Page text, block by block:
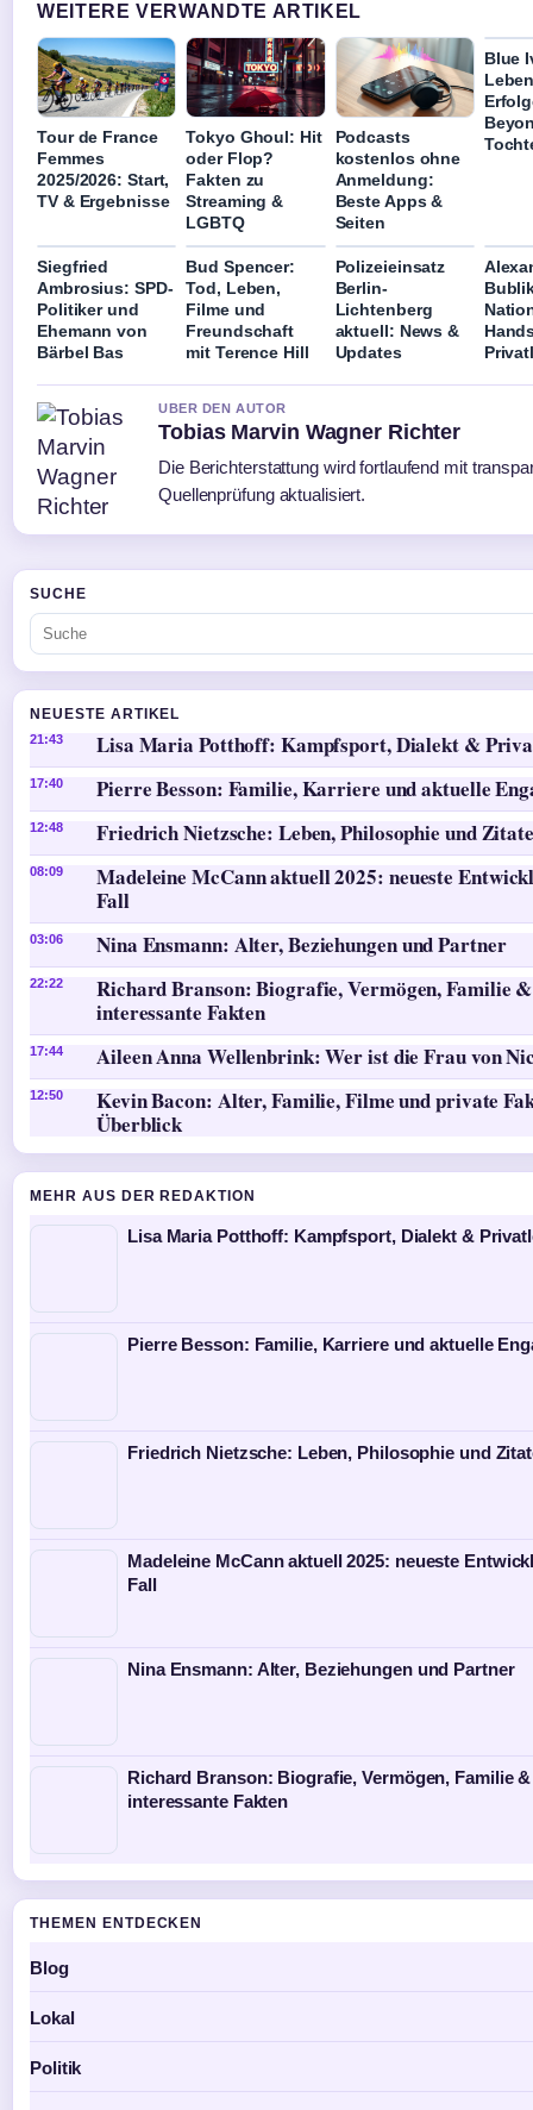
WEITERE VERWANDTE ARTIKEL
Tour de France
Femmes
2025/2026: Start,
TV & Ergebnisse
Tokyo Ghoul: Hit
oder Flop?
Fakten zu
Streaming &
LGBTQ
Podcasts
kostenlos ohne
Anmeldung:
Beste Apps &
Seiten
Blue
Siegfried
Ambrosius: SPD-
Politiker und
Ehemann von
Bärbel Bas
Bud Spencer:
Tod, Leben,
Filme und
Freundschaft
mit Terence Hill
Polizeieinsatz
Berlin-
Lichtenberg
aktuell: News &
Updates
UBER DEN AUTOR
Tobias Marvin Wagner Richter
Die Berichterstattung wird fortlaufend mit
Quellenprüfung aktualisiert.
SUCHE
NEUESTE ARTIKEL
21:43 Lisa Maria Potthoff: Kampfsport, Dialekt &
17:40 Pierre Besson: Familie, Karriere und aktuelle
12:48 Friedrich Nietzsche: Leben, Philosophie und Zitate
08:09
Madeleine McCann aktuell 2025: neueste
Fall
03:06 Nina Ensmann: Alter, Beziehungen und Partner
22:22
Richard Branson: Biografie, Vermögen, Familie &
interessante Fakten
17:44 Aileen Anna Wellenbrink: Wer ist die Frau von
12:50
Kevin Bacon: Alter, Familie, Filme und private
Überblick
MEHR AUS DER REDAKTION
Lisa Maria Potthoff: Kampfsport, Dialekt &
Pierre Besson: Familie, Karriere und aktuelle
Friedrich Nietzsche: Leben, Philosophie und
Madeleine McCann aktuell 2025: neueste
Fall
Nina Ensmann: Alter, Beziehungen und Partner
Richard Branson: Biografie, Vermögen, Familie &
interessante Fakten
THEMEN ENTDECKEN
Blog
Lokal
Politik